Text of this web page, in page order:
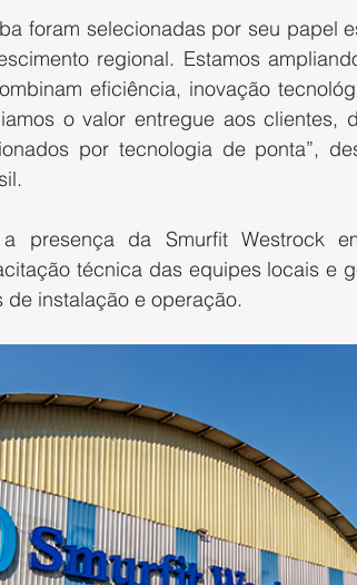
foram selecionadas por seu papel
regional. Estamos
eficiência, inovação
o valor entregue aos clientes,
por tecnologia de ponta”,
presença da Smurfit Westrock
técnica das equipes locais e
de instalação e operação.